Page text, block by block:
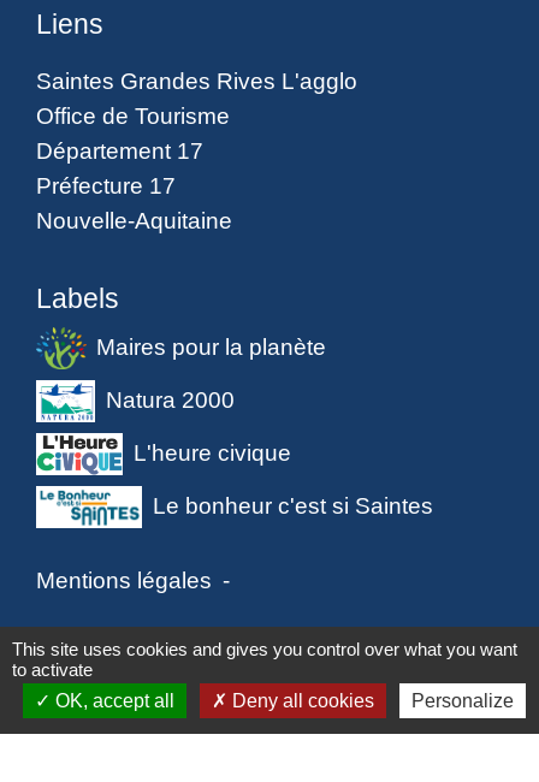
Liens
Saintes Grandes Rives L'agglo
Office de Tourisme
Département 17
Préfecture 17
Nouvelle-Aquitaine
Labels
Maires pour la planète
Natura 2000
L'heure civique
Le bonheur c'est si Saintes
Mentions légales -
Politique de confidentialité - Accessibilité -
Plan du site - Gestion des cookies
This site uses cookies and gives you control over what you want
to activate
OK, accept all
Deny all cookies Personalize